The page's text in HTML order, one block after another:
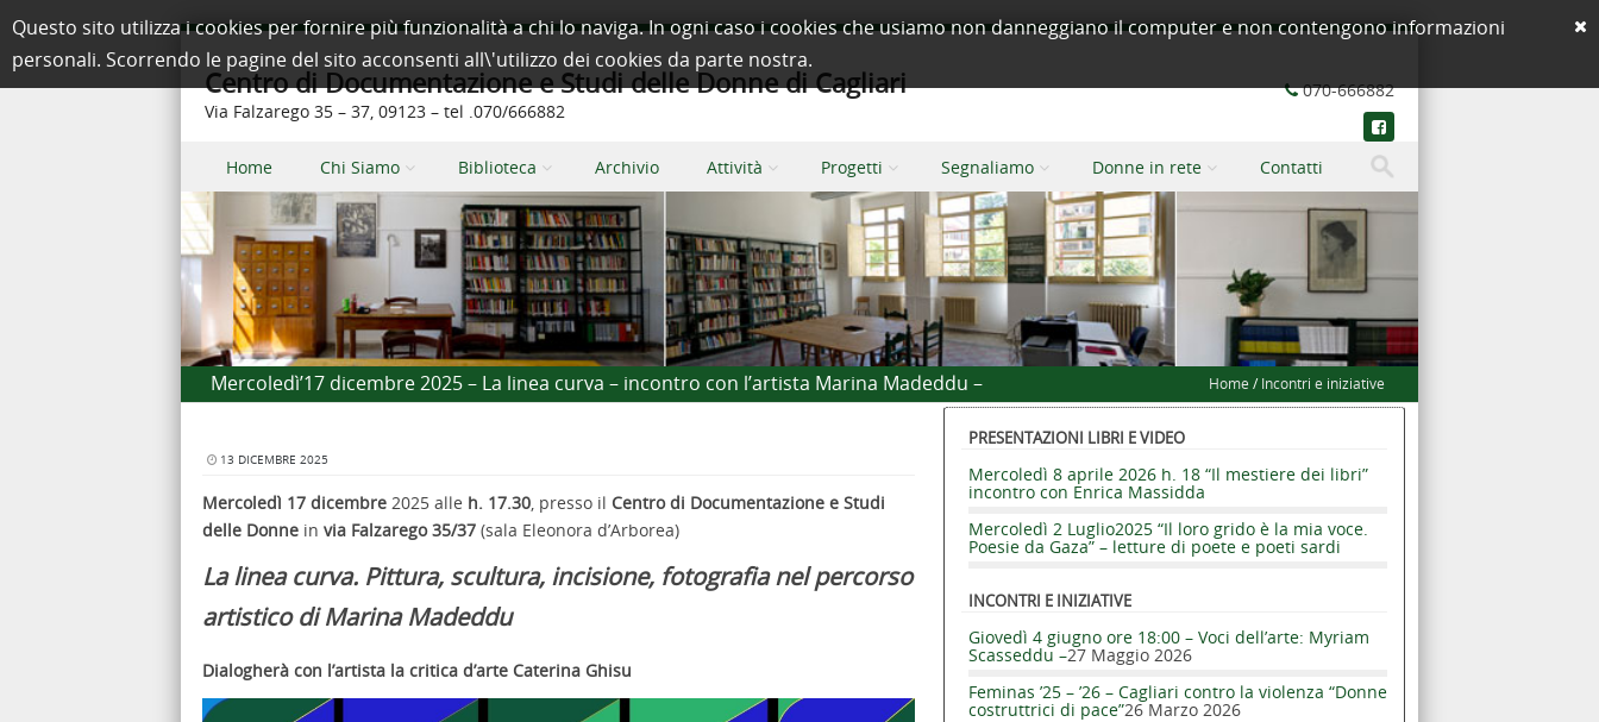
070-666882
Centro di Documentazione e Studi delle Donne di Cagliari
Via Falzarego 35 – 37, 09123 – tel .070/666882
Menu
Home Chi Siamo Biblioteca Archivio Attività Progetti Segnaliamo Donne in rete Contatti
Mercoledì’17 dicembre 2025 – La linea curva – incontro con l’artista Marina Madeddu – Home /Incontri e iniziative
13 DICEMBRE 2025
Mercoledì 17 dicembre 2025 alle h. 17.30, presso il Centro di Documentazione e Studi
delle Donne in via Falzarego 35/37 (sala Eleonora d’Arborea)
La linea curva. Pittura, scultura, incisione, fotografia nel percorso
artistico di Marina Madeddu
Dialogherà con l’artista la critica d’arte Caterina Ghisu
PRESENTAZIONI LIBRI E VIDEO
Mercoledì 8 aprile 2026 h. 18 “Il mestiere dei libri”
incontro con Enrica Massidda
Mercoledì 2 Luglio2025 “Il loro grido è la mia voce.
Poesie da Gaza” – letture di poete e poeti sardi
INCONTRI E INIZIATIVE
Giovedì 4 giugno ore 18:00 – Voci dell’arte: Myriam
Scasseddu –27 Maggio 2026
Feminas ’25 – ’26 – Cagliari contro la violenza “Donne
costruttrici di pace”26 Marzo 2026
Questo sito utilizza i cookies per fornire più funzionalità a chi lo naviga. In ogni caso i cookies che usiamo non danneggiano il computer e non contengono informazioni
personali. Scorrendo le pagine del sito acconsenti all\'utilizzo dei cookies da parte nostra.